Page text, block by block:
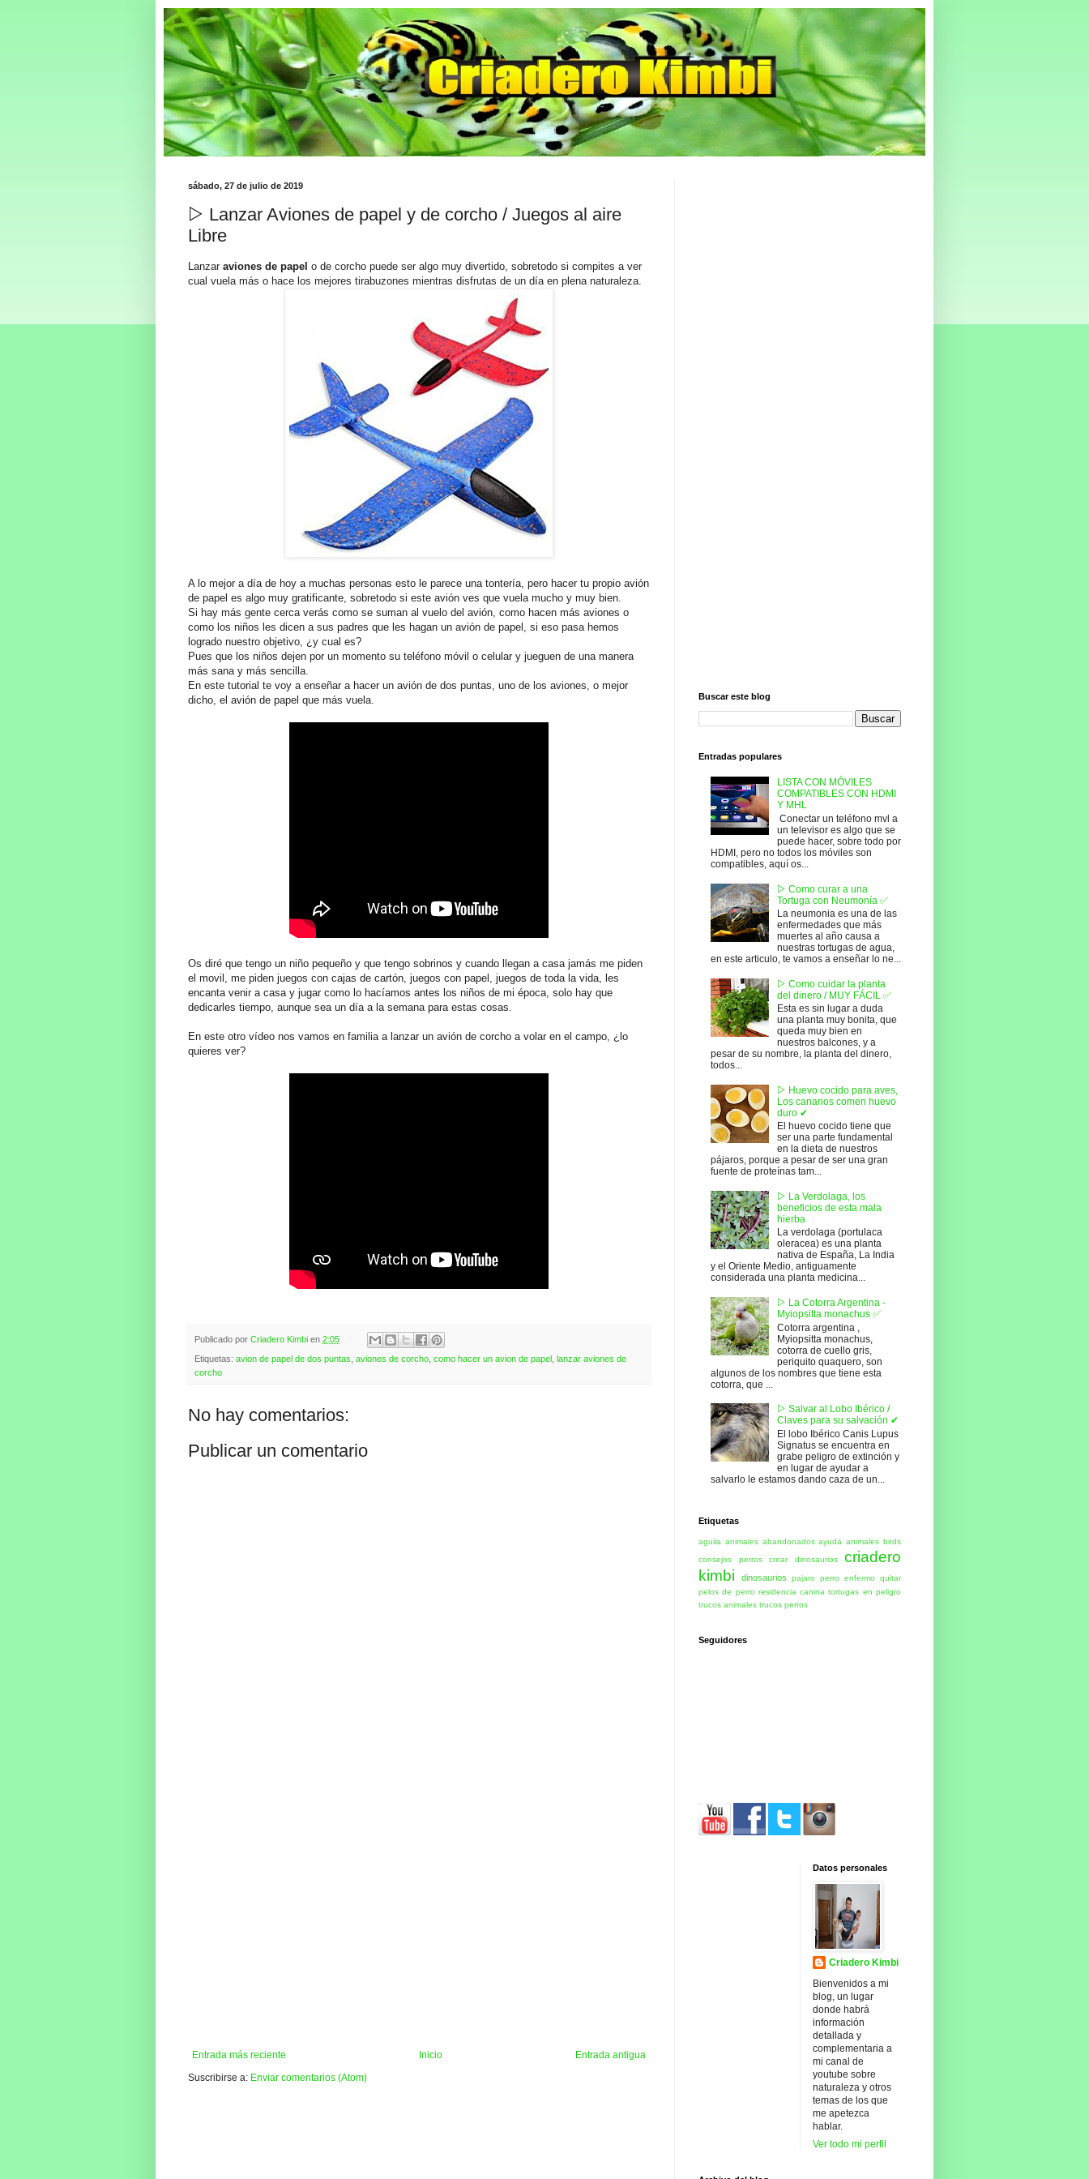
sábado, 27 de julio de 2019
▷ Lanzar Aviones de papel y de corcho / Juegos al aire
Libre
Lanzar aviones de papel o de corcho puede ser algo muy divertido, sobretodo si compites a ver
cual vuela más o hace los mejores tirabuzones mientras disfrutas de un día en plena naturaleza.
A lo mejor a día de hoy a muchas personas esto le parece una tontería, pero hacer tu propio avión
de papel es algo muy gratificante, sobretodo si este avión ves que vuela mucho y muy bien.
Si hay más gente cerca verás como se suman al vuelo del avión, como hacen más aviones o
como los niños les dicen a sus padres que les hagan un avión de papel, si eso pasa hemos
logrado nuestro objetivo, ¿y cual es?
Pues que los niños dejen por un momento su teléfono móvil o celular y jueguen de una manera
más sana y más sencilla.
En este tutorial te voy a enseñar a hacer un avión de dos puntas, uno de los aviones, o mejor
dicho, el avión de papel que más vuela.
Os diré que tengo un niño pequeño y que tengo sobrinos y cuando llegan a casa jamás me piden
el movil, me piden juegos con cajas de cartón, juegos con papel, juegos de toda la vida, les
encanta venir a casa y jugar como lo hacíamos antes los niños de mi época, solo hay que
dedicarles tiempo, aunque sea un día a la semana para estas cosas.
En este otro vídeo nos vamos en familia a lanzar un avión de corcho a volar en el campo, ¿lo
quieres ver?
Publicado por Criadero Kimbi en 2:05
Etiquetas: avion de papel de dos puntas aviones de corcho como hacer un avion de papel lanzar aviones de
corcho
No hay comentarios:
Publicar un comentario
Entrada más reciente Entrada antigua
Inicio
Suscribirse a: Enviar comentarios (Atom)
Buscar este blog
Entradas populares
LISTA CON MÓVILES
COMPATIBLES CON HDMI
Y MHL
Conectar un teléfono mvl a
un televisor es algo que se
puede hacer, sobre todo por
HDMI, pero no todos los móviles son
compatibles, aquí os...
▷ Como curar a una
Tortuga con Neumonía ✅
La neumonia es una de las
enfermedades que más
muertes al año causa a
nuestras tortugas de agua,
en este articulo, te vamos a enseñar lo ne...
▷ Como cuidar la planta
del dinero / MUY FÁCIL ✅
Esta es sin lugar a duda
una planta muy bonita, que
queda muy bien en
nuestros balcones, y a
pesar de su nombre, la planta del dinero,
todos...
▷ Huevo cocido para aves,
Los canarios comen huevo
duro ✔
El huevo cocido tiene que
ser una parte fundamental
en la dieta de nuestros
pájaros, porque a pesar de ser una gran
fuente de proteínas tam...
▷ La Verdolaga, los
beneficios de esta mala
hierba
La verdolaga (portulaca
oleracea) es una planta
nativa de España, La India
y el Oriente Medio, antiguamente
considerada una planta medicina...
▷ La Cotorra Argentina -
Myiopsitta monachus ✅
Cotorra argentina ,
Myiopsitta monachus,
cotorra de cuello gris,
periquito quaquero, son
algunos de los nombres que tiene esta
cotorra, que ...
▷ Salvar al Lobo Ibérico /
Claves para su salvación ✔
El lobo Ibérico Canis Lupus
Signatus se encuentra en
grabe peligro de extinción y
en lugar de ayudar a
salvarlo le estamos dando caza de un...
Etiquetas
aguila animales abandonados ayuda animales birds
consejos perros
crear dinosaurios
criadero
kimbi
dinosaurios pajaro perro enfermo
quitar
pelos de perro residencia canina tortugas en peligro
trucos animales trucos perros
Seguidores
Datos personales
Criadero Kimbi
Bienvenidos a mi
blog, un lugar
donde habrá
información
detallada y
complementaria a
mi canal de
youtube sobre
naturaleza y otros
temas de los que
me apetezca
hablar.
Ver todo mi perfil